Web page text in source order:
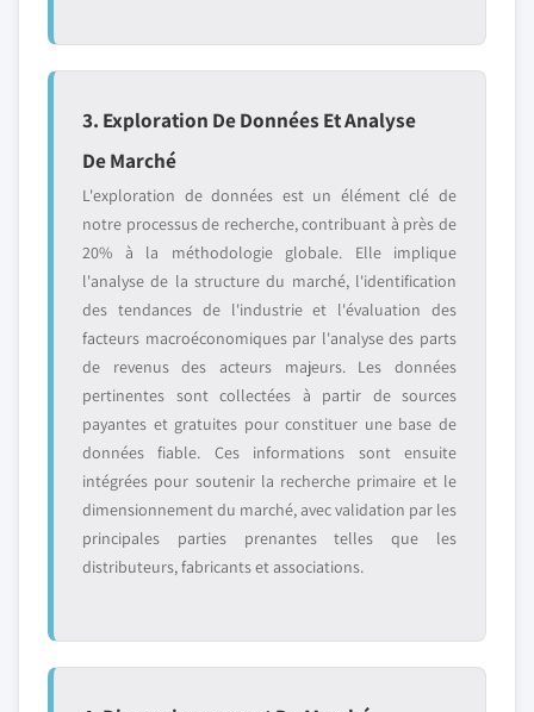
3. Exploration De Données Et Analyse
De Marché
L'exploration de données est un élément clé de
notre processus de recherche, contribuant à près de
20% à la méthodologie globale. Elle implique
l'analyse de la structure du marché, l'identification
des tendances de l'industrie et l'évaluation des
facteurs macroéconomiques par l'analyse des parts
de revenus des acteurs majeurs. Les données
pertinentes sont collectées à partir de sources
payantes et gratuites pour constituer une base de
données fiable. Ces informations sont ensuite
intégrées pour soutenir la recherche primaire et le
dimensionnement du marché, avec validation par les
principales parties prenantes telles que les
distributeurs, fabricants et associations.